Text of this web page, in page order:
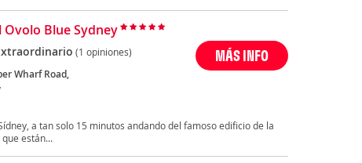
Ovolo Blue Sydney
(1 opiniones)
Wharf Road,
MÁS INFO
a tan solo 15 minutos andando del famoso edificio de la
están...